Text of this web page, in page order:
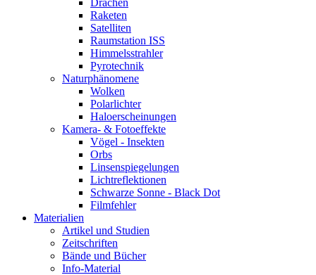
Drachen
Raketen
Satelliten
Raumstation ISS
Himmelsstrahler
Pyrotechnik
Naturphänomene
Wolken
Polarlichter
Haloerscheinungen
Kamera- & Fotoeffekte
Vögel - Insekten
Orbs
Linsenspiegelungen
Lichtreflektionen
Schwarze Sonne - Black Dot
Filmfehler
Materialien
Artikel und Studien
Zeitschriften
Bände und Bücher
Info-Material